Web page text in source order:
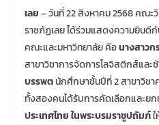
เลย– วันที่ 22 สิงหาคม 2568 คณะ
ราชภัฏเลย ได้ร่วมแสดงความยินดี
คณะและมหาวิทยาลัย คือนางสาว
สาขาวิชาการจัดการโลจิสติกส์และ
บรรพตนักศึกษาชั้นปีที่ 2 สาขาวิช
ทั้งสองคนได้รับการคัดเลือกและย
ประเทศไทย ในพระบรมราชูปถัมภ์